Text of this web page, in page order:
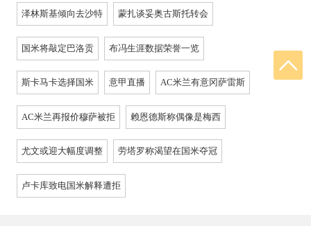
泽林斯基倾向去沙特 蒙扎谈妥奥古斯托转会
国米将敲定巴洛贡 布冯生涯数据荣誉一览
斯卡马卡选择国米 意甲直播 AC米兰有意冈萨雷斯
AC米兰再报价穆萨被拒 赖恩德斯称偶像是梅西
尤文或迎大幅度调整 劳塔罗称渴望在国米夺冠
卢卡库致电国米解释遭拒